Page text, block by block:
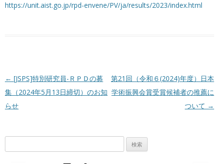
https://unit.aist.go.jp/rpd-envene/PV/ja/results/2023/index.html
投稿ナビゲーション
← [JSPS]特別研究員-ＲＰＤの募
集（2024年5月13日締切）のお知
らせ
第21回（令和６(2024)年度）日本
学術振興会賞受賞候補者の推薦に
ついて →
索: